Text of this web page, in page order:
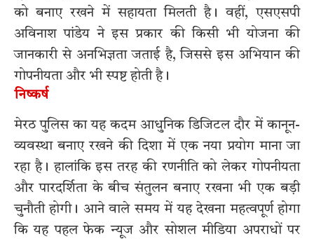
को बनाए रखने में सहायता मिलती है। वहीं, एसएसपी
अविनाश पांडेय ने इस प्रकार की किसी भी योजना की
जानकारी से अनभिज्ञता जताई है, जिससे इस अभियान की
गोपनीयता और भी स्पष्ट होती है।
निष्कर्ष
मेरठ पुलिस का यह कदम आधुनिक डिजिटल दौर में कानून-
व्यवस्था बनाए रखने की दिशा में एक नया प्रयोग माना जा
रहा है। हालांकि इस तरह की रणनीति को लेकर गोपनीयता
और पारदर्शिता के बीच संतुलन बनाए रखना भी एक बड़ी
चुनौती होगी। आने वाले समय में यह देखना महत्वपूर्ण होगा
कि यह पहल फेक न्यूज और सोशल मीडिया अपराधों पर